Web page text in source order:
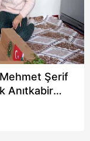
Mehmet Şerif
Anıtkabir